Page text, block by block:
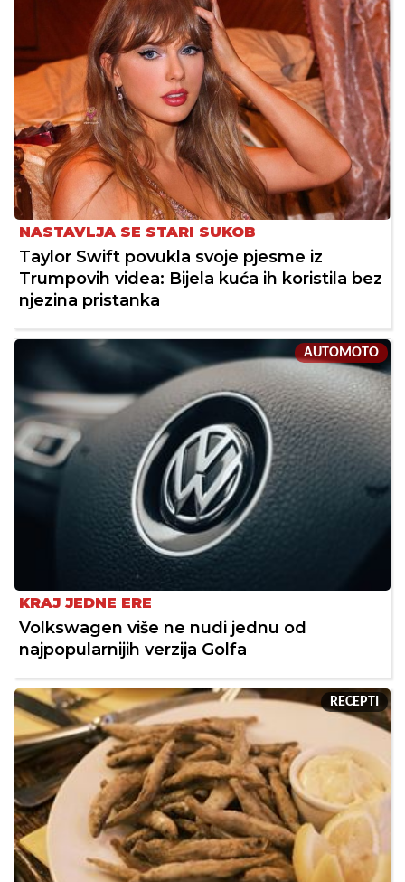
NASTAVLJA SE STARI SUKOB
Taylor Swift povukla svoje pjesme iz
Trumpovih videa: Bijela kuća ih koristila bez
njezina pristanka
AUTOMOTO
KRAJ JEDNE ERE
Volkswagen više ne nudi jednu od
najpopularnijih verzija Golfa
RECEPTI